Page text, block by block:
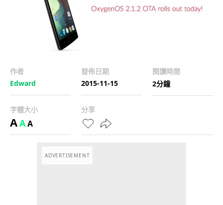
作者
Edward
發佈日期
2015-11-15
閱讀時間
2分鐘
字體大小
AAA
分享
ADVERTISEMENT